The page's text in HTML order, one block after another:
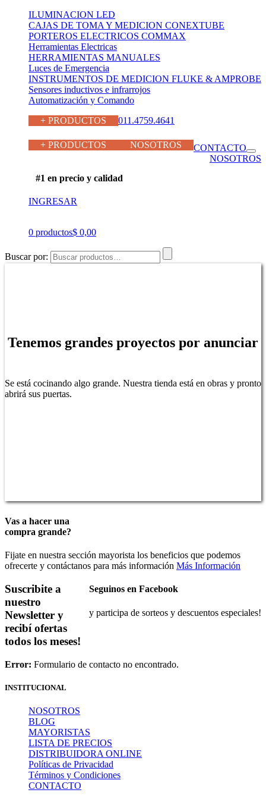
ILUMINACION LED
CAJAS DE TOMA Y MEDICION CONEXTUBE
PORTEROS ELECTRICOS COMMAX
Herramientas Electricas
HERRAMIENTAS MANUALES
Luces de Emergencia
INSTRUMENTOS DE MEDICION FLUKE & AMPROBE
Sensores inductivos e infrarrojos
Automatización y Comando
+ PRODUCTOS
011.4759.4641
+ PRODUCTOS
NOSOTROS
CONTACTO
NOSOTROS
#1 en precio y calidad
INGRESAR
0 productos$ 0,00
Buscar por:
Tenemos grandes proyectos por anunciar
Se está cocinando algo grande. Nuestra tienda está en obras y pronto
abrirá sus puertas.
Vas a hacer una
compra grande?
Fijate en nuestra sección mayorista los beneficios que podemos
ofrecerte y contáctanos para más información Más Información
Seguinos en Facebook
y participa de sorteos y descuentos especiales!
Suscribite a
nuestro
Newsletter y
recibí ofertas
todos los meses!
Error: Formulario de contacto no encontrado.
INSTITUCIONAL
NOSOTROS
BLOG
MAYORISTAS
LISTA DE PRECIOS
DISTRIBUIDORA ONLINE
Políticas de Privacidad
Términos y Condiciones
CONTACTO